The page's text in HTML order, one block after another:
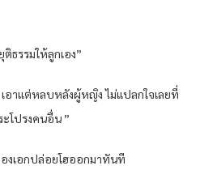
ธรรมให้ลูกเอง”
อาแต่หลบหลังผู้หญิง ไม่แปลกใจเลยที่
โปรงคนอื่น ”
งเอกปล่อยโฮออกมาทันที